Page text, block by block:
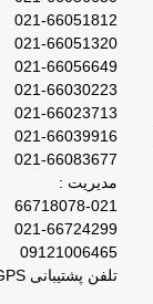
021-66051812
021-66051320
021-66056649
021-66030223
021-66023713
021-66039916
021-66083677
مدیریت :
66718078-021
021-66724299
09121006465
تلفن پشتیبانی GPS و ردیاب : 66029031-021